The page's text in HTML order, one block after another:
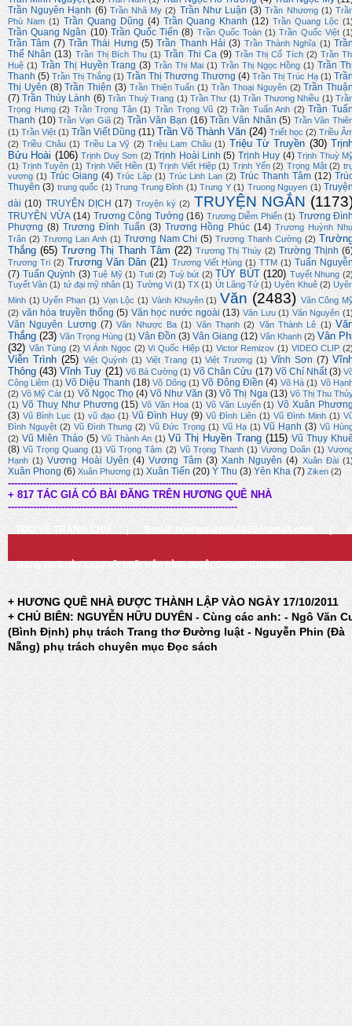
Trần Nguyên Hạnh (6) Trần Nhã My (2) Trần Như Luận (3) Trần Nhương (1)
Phù Nam (1) Trần Quang Dũng (4) Trần Quang Khanh (12) Trần Quang Lộc
Trần Quang Ngân (10) Trần Quốc Tiến (8) Trần Quốc Toàn (1) Trần Quốc Việt
Trần Tâm (7) Trần Thái Hưng (5) Trần Thanh Hải (3) Trần Thành Nghĩa (1)
Thế Nhân (13) Trần Thị Bích Thu (1) Trần Thi Ca (9) Trần Thị Cổ Tích (2) Trần
Huệ (1) Trần Thị Huyền Trang (3) Trần Thị Mai (1) Trần Thị Ngọc Hồng (1) Trần
Thanh (5) Trần Thị Thắng (1) Trần Thị Thương Thương (4) Trần Thị Trúc Hạ (1)
Thị Uyên (8) Trần Thiện (3) Trần Thiện Tuấn (1) Trần Thoại Nguyên (2) Trần
(7) Trần Thúy Lành (6) Trần Thuỳ Trang (1) Trần Thư (1) Trần Thương Nhiều (1)
Trọng Hưng (2) Trần Trọng Tân (1) Trần Trọng Vũ (2) Trần Tuấn Anh (2) Trần
Thanh (10) Trần Vạn Giã (2) Trần Văn Bạn (16) Trần Văn Nhân (5) Trần Văn
(1) Trần Việt (1) Trần Viết Dũng (11) Trần Võ Thành Văn (24) Triết học (2) Triều
(2) Triều Châu (1) Triều La Vỹ (2) Triệu Lam Châu (1) Triệu Từ Truyền (30)
Bửu Hoài (106) Trịnh Duy Sơn (2) Trịnh Hoài Linh (5) Trịnh Huy (4) Trịnh Thuỳ
(1) Trịnh Tuyên (1) Trịnh Viết Hiền (1) Trịnh Viết Hiệp (1) Trịnh Yến (2) Trọng Mật (2)
vương (1) Trúc Giang (4) Trúc Lập (1) Trúc Linh Lan (2) Trúc Thanh Tâm (12)
Thuyên (3) trung quốc (1) Trung Trung Đỉnh (1) Trung Y (1) Truong Nguyen (1)
dài (10) TRUYỆN DỊCH (17) Truyện ký (2) TRUYỆN NGẮN
TRUYỆN VỪA (14) Trương Công Tưởng (16) Trương Diễm Phiến (1) Trương
Phượng (8) Trương Đình Tuấn (3) Trương Hồng Phúc (14) Trương Huỳnh
Trân (2) Trương Lan Anh (1) Trương Nam Chi (5) Trương Thanh Cường (2)
Thắng (65) Trương Thị Thanh Tâm (22) Trương Thị Thúy (2) Trường Thịnh
Trương Tri (2) Trương Văn Dân (21) Trương Viết Hùng (1) TTM (1) Tuấn
(7) Tuấn Quỳnh (3) Tuệ Mỹ (1) Tuti (2) Tuỳ bút (2) TÙY BÚT (120) Tuyết Nhung
Tuyết Vân (1) tứ đại mỹ nhân (1) Tường Vi (1) TX (1) Út Lãng Tử (1) Uyên Khuê (2)
Minh (1) Uyển Phan (1) Vạn Lộc (1) Vành Khuyên (1) Văn (2483) Văn Công
(2) văn hóa truyền thống (5) Văn học nước ngoài (13) Văn Lưu (1) Văn Nguyên
Văn Nguyên Lương (7) Văn Nhược Ba (1) Văn Thạnh (2) Văn Thành Lê (1)
Thắng (23) Văn Trọng Hùng (1) Vân Đồn (3) Vân Giang (12) Vân Khanh (2) Vân
(32) Vân Tùng (2) Vi Ánh Ngọc (2) Vi Quốc Hiệp (1) Victor Remizov (1) VIDEO CLIP
Viễn Trình (25) Việt Quỳnh (1) Việt Trang (1) Việt Trương (1) Vĩnh Sơn (7)
Thông (43) Vĩnh Tuy (21) Võ Bá Cường (1) Võ Chân Cửu (17) Võ Chí Nhất (3)
Công Liêm (1) Võ Diệu Thanh (18) Võ Dõng (1) Võ Đông Điền (4) Võ Hà (1) Võ
(2) Võ Mỹ Cát (1) Võ Ngọc Thọ (4) Võ Như Văn (3) Võ Thị Nga (13) Võ Thị Thu
(1) Võ Thuỵ Như Phương (15) Võ Văn Hoa (1) Võ Văn Luyến (1) Võ Xuân
(3) Vũ Bình Lục (1) vũ đạo (1) Vũ Đình Huy (9) Vũ Đình Liên (1) Vũ Đình Minh (1)
Đình Nguyệt (2) Vũ Đình Thung (2) Vũ Đức Trọng (1) Vũ Hạ (1) Vũ Hạnh (3) Vũ
(2) Vũ Miên Thảo (5) Vũ Thành An (1) Vũ Thị Huyền Trang (115) Vũ Thụy
(8) Vũ Trọng Quang (1) Vũ Trọng Tâm (2) Vũ Trọng Thanh (1) Vương Doãn (1)
Hạnh (1) Vương Hoài Uyên (4) Vương Tâm (3) Xanh Nguyên (4) Xuân Đài
Xuân Phong (6) Xuân Phương (1) Xuân Tiến (20) Ý Thu (3) Yên Kha (7) Ziken (2)
-------------------------------------------------------------------------
+ 817 TÁC GIẢ CÓ BÀI ĐĂNG TRÊN HƯƠNG QUÊ NHÀ
-------------------------------------------------------------------------
TRỞ VỀ TRANG CHỦ Email: huongquenha2023@gmail.com
Trang Web này chạy tốt nhất trên trình duyệt Google Chrome
+ HƯƠNG QUÊ NHÀ ĐƯỢC THÀNH LẬP VÀO NGÀY 17/10/2011
+ CHỦ BIÊN: NGUYỄN HỮU DUYÊN - Cùng các anh: - Ngô Văn
(Bình Định) phụ trách Trang thơ Đường luật - Nguyễn Phin (Đà
Nẵng) phụ trách chuyên mục Đọc sách